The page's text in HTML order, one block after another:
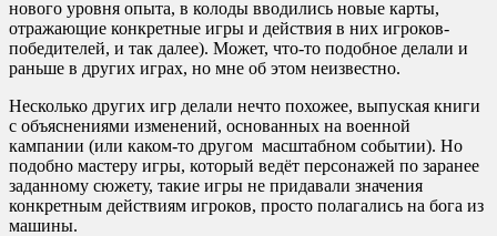
нового уровня опыта, в колоды вводились новые карты,
отражающие конкретные игры и действия в них игроков-
победителей, и так далее). Может, что-то подобное делали и
раньше в других играх, но мне об этом неизвестно.
Несколько других игр делали нечто похожее, выпуская книги
с объяснениями изменений, основанных на военной
кампании (или каком-то другом масштабном событии). Но
подобно мастеру игры, который ведёт персонажей по заранее
заданному сюжету, такие игры не придавали значения
конкретным действиям игроков, просто полагались на бога из
машины.